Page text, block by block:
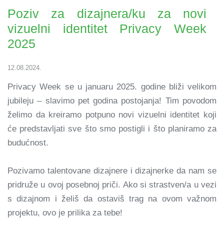
Poziv za dizajnera/ku za novi
vizuelni identitet Privacy Week
2025
12.08.2024.
Privacy Week se u januaru 2025. godine bliži velikom
jubileju – slavimo pet godina postojanja! Tim povodom
želimo da kreiramo potpuno novi vizuelni identitet koji
će predstavljati sve što smo postigli i što planiramo za
budućnost.
Pozivamo talentovane dizajnere i dizajnerke da nam se
pridruže u ovoj posebnoj priči. Ako si strastven/a u vezi
s dizajnom i želiš da ostaviš trag na ovom važnom
projektu, ovo je prilika za tebe!